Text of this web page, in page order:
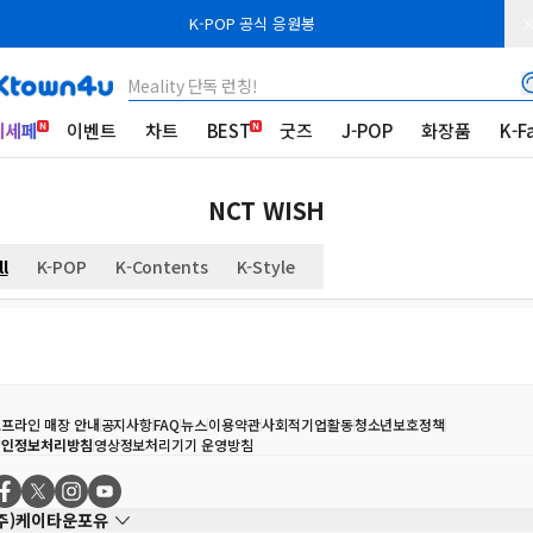
K-POP 공식 응원봉
Meality 단독 런칭!
세페 이벤트 차트 BEST 굿즈 J-POP 화장품 K-
NCT WISH
K-POP K-Contents K-Style
라인 매장 안내공지사항FAQ뉴스이용약관사회적기업활동청소년보호정책
정보처리방침영상정보처리기기 운영방침
)케이타운포유